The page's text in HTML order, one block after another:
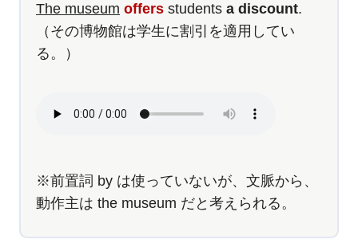
The museum offers students a discount.
（その博物館は学生に割引を適用してい
る。）
※前置詞 by は使っていないが、文脈から、
動作主は the museum だと考えられる。